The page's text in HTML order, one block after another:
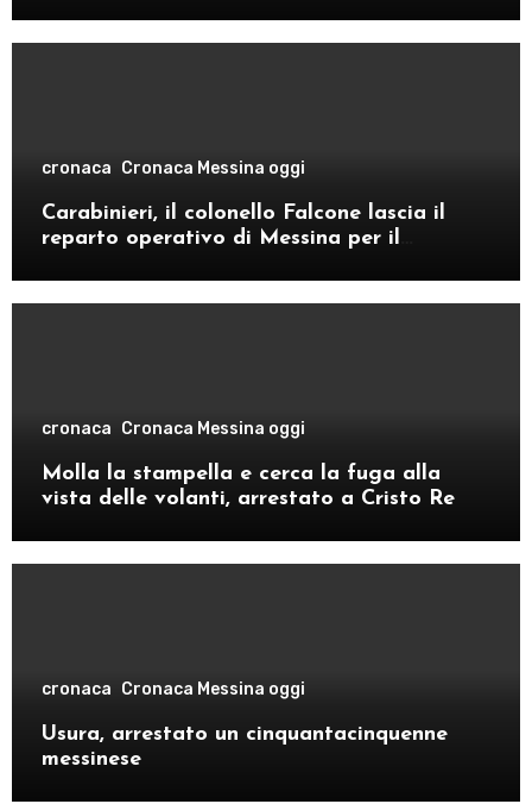
cronaca Cronaca Messina oggi
Carabinieri, il colonello Falcone lascia il
reparto operativo di Messina per il
cronaca Cronaca Messina oggi
Molla la stampella e cerca la fuga alla
vista delle volanti, arrestato a Cristo Re
cronaca Cronaca Messina oggi
Usura, arrestato un cinquantacinquenne
messinese